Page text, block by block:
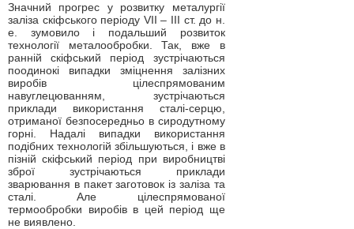
Значний прогрес у розвитку металургії
заліза скіфського періоду VII – III ст. до н.
е. зумовило і подальший розвиток
технології металообробки. Так, вже в
ранній скіфський період зустрічаються
поодинокі випадки зміцнення залізних
виробів цілеспрямованим
навуглецюванням, зустрічаються
приклади використання сталі-серцю,
отриманої безпосередньо в сиродутному
горні. Надалі випадки використання
подібних технологій збільшуються, і вже в
пізній скіфський період при виробництві
зброї зустрічаються приклади
зварювання в пакет заготовок із заліза та
сталі. Але цілеспрямованої
термообробки виробів в цей період ще
не виявлено.